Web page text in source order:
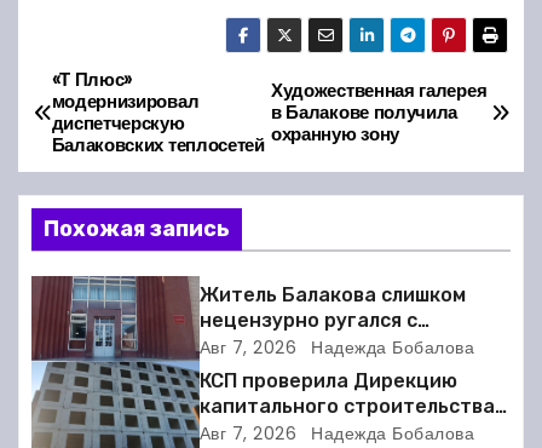
Н
а
в
и
г
а
ц
Художественная галерея
в Балакове получила
охранную зону
«Т Плюс»
модернизировал
диспетчерскую
Балаковских теплосетей
Похожая запись
Житель Балакова слишком
нецензурно ругался с
соседкой и получил двое суток
ареста
Авг 7, 2026 Надежда Бобалова
КСП проверила Дирекцию
капитального строительства в
Балакове и нашла множество
Авг 7, 2026 Надежда Бобалова